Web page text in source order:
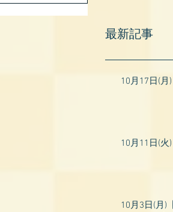
最新記事
10月17日(月
10月11日(火
10月3日(月)